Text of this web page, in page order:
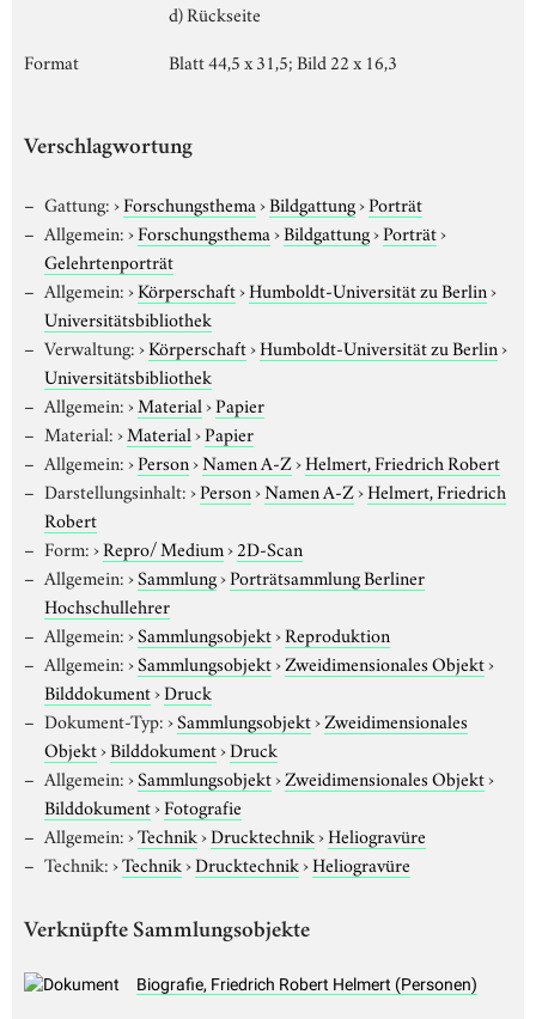
d) Rückseite
Format
Blatt 44,5 x 31,5; Bild 22 x 16,3
Verschlagwortung
Gattung:›Forschungsthema›Bildgattung›Porträt
Allgemein:›Forschungsthema›Bildgattung›Porträt›
Gelehrtenporträt
Allgemein:›Körperschaft›Humboldt-Universität zu Berlin›
Universitätsbibliothek
Verwaltung:›Körperschaft›Humboldt-Universität zu Berlin›
Universitätsbibliothek
Allgemein:›Material›Papier
Material:›Material›Papier
Allgemein:›Person›Namen A-Z›Helmert, Friedrich Robert
Darstellungsinhalt:›Person›Namen A-Z›Helmert, Friedrich
Robert
Form:›Repro/ Medium›2D-Scan
Allgemein:›Sammlung›Porträtsammlung Berliner
Hochschullehrer
Allgemein:›Sammlungsobjekt›Reproduktion
Allgemein:›Sammlungsobjekt›Zweidimensionales Objekt›
Bilddokument›Druck
Dokument-Typ:›Sammlungsobjekt›Zweidimensionales
Objekt›Bilddokument›Druck
Allgemein:›Sammlungsobjekt›Zweidimensionales Objekt›
Bilddokument›Fotografie
Allgemein:›Technik›Drucktechnik›Heliogravüre
Technik:›Technik›Drucktechnik›Heliogravüre
Verknüpfte Sammlungsobjekte
Biografie, Friedrich Robert Helmert (Personen)